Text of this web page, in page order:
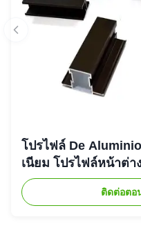
โปรไฟล์ De
เนียม โปรไฟล์หน้าต่า
ติดต่อตอ